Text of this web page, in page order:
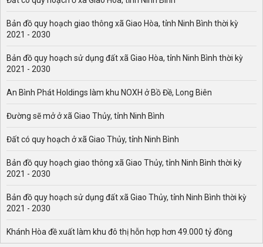
Bản đồ quy hoạch giao thông xã Giao Hòa, tỉnh Ninh Bình thời kỳ
2021 - 2030
Bản đồ quy hoạch sử dụng đất xã Giao Hòa, tỉnh Ninh Bình thời kỳ
2021 - 2030
An Bình Phát Holdings làm khu NOXH ở Bồ Đề, Long Biên
Đường sẽ mở ở xã Giao Thủy, tỉnh Ninh Bình
Đất có quy hoạch ở xã Giao Thủy, tỉnh Ninh Bình
Bản đồ quy hoạch giao thông xã Giao Thủy, tỉnh Ninh Bình thời kỳ
2021 - 2030
Bản đồ quy hoạch sử dụng đất xã Giao Thủy, tỉnh Ninh Bình thời kỳ
2021 - 2030
Khánh Hòa đề xuất làm khu đô thị hỗn hợp hơn 49.000 tỷ đồng